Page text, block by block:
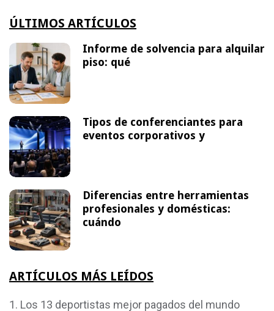
ÚLTIMOS ARTÍCULOS
Informe de solvencia para alquilar
piso: qué
Tipos de conferenciantes para
eventos corporativos y
Diferencias entre herramientas
profesionales y domésticas:
cuándo
ARTÍCULOS MÁS LEÍDOS
Los 13 deportistas mejor pagados del mundo